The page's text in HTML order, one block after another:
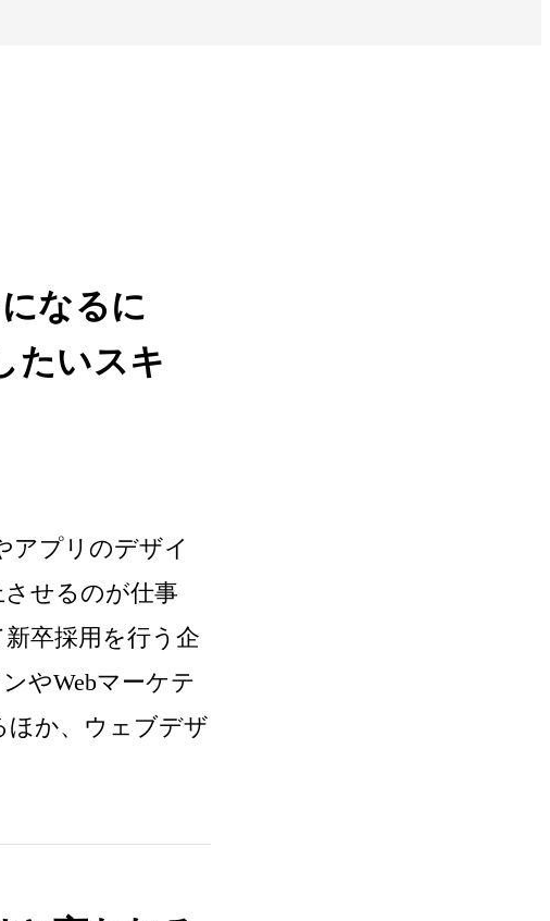
なるに
たいスキ
アプリのデザイ
せるのが仕事
卒採用を行う企
やWebマーケテ
ほか、ウェブデザ